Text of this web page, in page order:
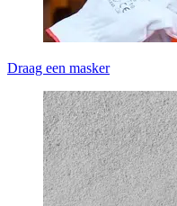
Draag een masker